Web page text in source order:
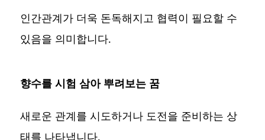
인간관계가 더욱 돈독해지고 협력이 필요할 수
있음을 의미합니다.
향수를 시험 삼아 뿌려보는 꿈
새로운 관계를 시도하거나 도전을 준비하는 상
태를 나타냅니다.